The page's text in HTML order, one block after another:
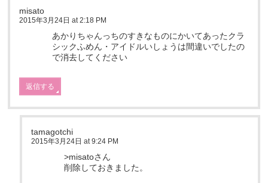
misato
2015年3月24日 at 2:18 PM
あかりちゃんっちのすきなものにかいてあったクラ
シックふめん・アイドルいしょうは間違いでしたの
で消去してください
返信する
tamagotchi
2015年3月24日 at 9:24 PM
>misatoさん
削除しておきました。